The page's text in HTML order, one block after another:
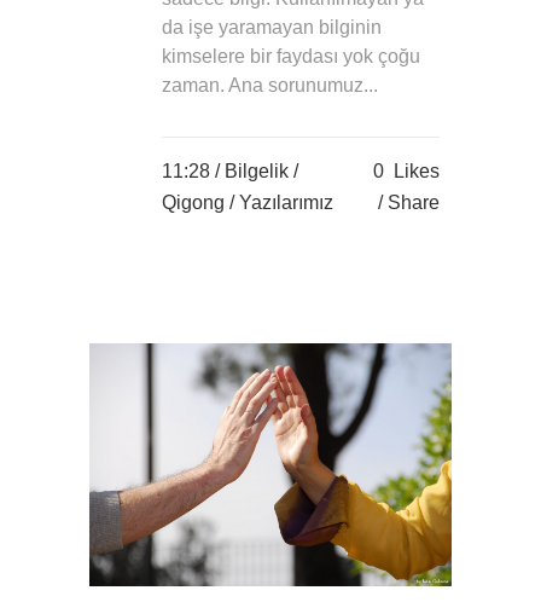
da işe yaramayan bilginin
kimselere bir faydası yok çoğu
zaman. Ana sorunumuz...
11:28 / Bilgelik /
Qigong /Yazılarımız
0
Likes
Share